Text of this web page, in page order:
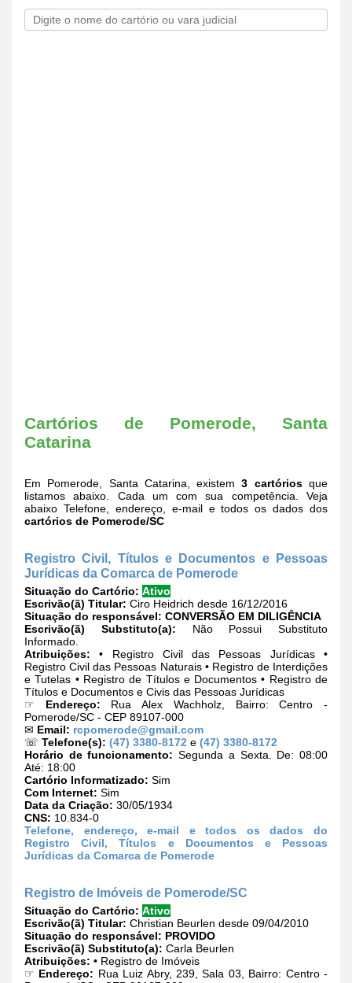
Cartórios de Pomerode, Santa
Catarina
Em Pomerode, Santa Catarina, existem3 cartóriosque
listamos abaixo. Cada um com sua competência. Veja
abaixo Telefone, endereço, e-mail e todos os dados dos
cartórios de Pomerode/SC
Registro Civil, Títulos e Documentos e Pessoas
Jurídicas da Comarca de Pomerode
Situação do Cartório: Ativo
Escrivão(ã) Titular: Ciro Heidrich desde 16/12/2016
Situação do responsável: CONVERSÃO EM DILIGÊNCIA
Escrivão(ã) Substituto(a): Não Possui Substituto
Informado.
Atribuições: • Registro Civil das Pessoas Jurídicas •
Registro Civil das Pessoas Naturais • Registro de Interdições
e Tutelas • Registro de Títulos e Documentos • Registro de
Títulos e Documentos e Civis das Pessoas Jurídicas
☞ Endereço: Rua Alex Wachholz, Bairro: Centro -
Pomerode/SC - CEP 89107-000
✉ Email: rcpomerode@gmail.com
☏ Telefone(s): (47) 3380-8172 e (47) 3380-8172
Horário de funcionamento: Segunda a Sexta. De: 08:00
Até: 18:00
Cartório Informatizado: Sim
Com Internet: Sim
Data da Criação: 30/05/1934
CNS: 10.834-0
Telefone, endereço, e-mail e todos os dados do
Registro Civil, Títulos e Documentos e Pessoas
Jurídicas da Comarca de Pomerode
Registro de Imóveis de Pomerode/SC
Situação do Cartório: Ativo
Escrivão(ã) Titular: Christian Beurlen desde 09/04/2010
Situação do responsável: PROVIDO
Escrivão(ã) Substituto(a): Carla Beurlen
Atribuições: • Registro de Imóveis
☞ Endereço: Rua Luiz Abry, 239, Sala 03, Bairro: Centro -